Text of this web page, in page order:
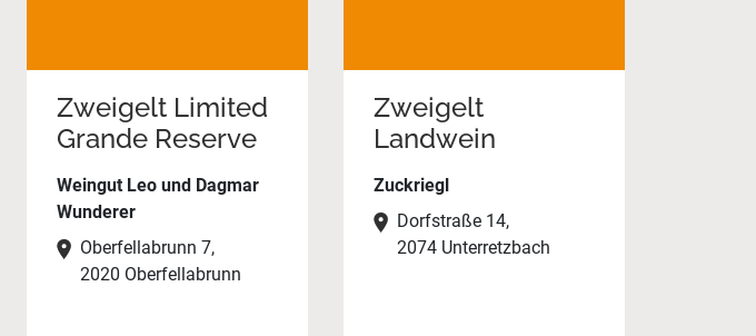
Zweigelt Limited
Grande Reserve
Weingut Leo und Dagmar
Wunderer
Oberfellabrunn 7,
2020 Oberfellabrunn
Zweigelt
Landwein
Zuckriegl
Dorfstraße 14,
2074 Unterretzbach